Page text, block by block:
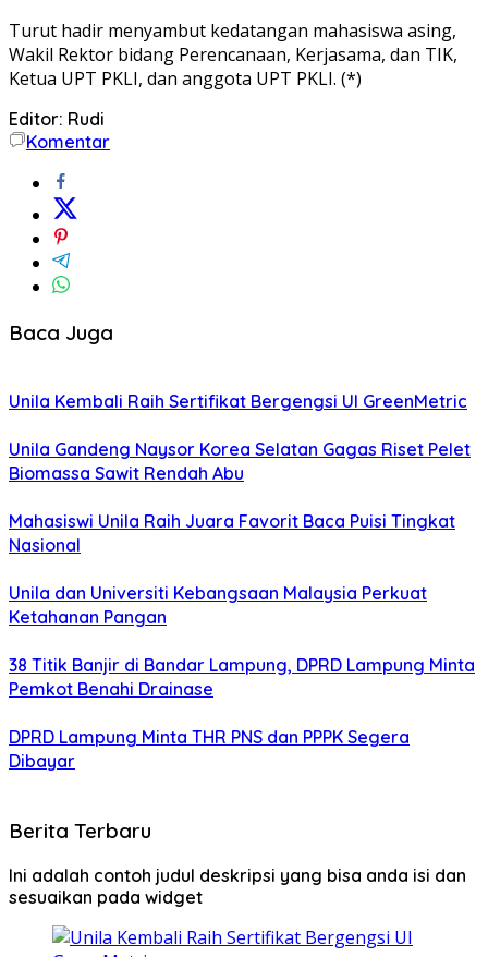
Turut hadir menyambut kedatangan mahasiswa asing,
Wakil Rektor bidang Perencanaan, Kerjasama, dan TIK,
Ketua UPT PKLI, dan anggota UPT PKLI. (*)
Editor: Rudi
Komentar
Baca Juga
Unila Kembali Raih Sertifikat Bergengsi UI GreenMetric
Unila Gandeng Naysor Korea Selatan Gagas Riset Pelet
Biomassa Sawit Rendah Abu
Mahasiswi Unila Raih Juara Favorit Baca Puisi Tingkat
Nasional
Unila dan Universiti Kebangsaan Malaysia Perkuat
Ketahanan Pangan
38 Titik Banjir di Bandar Lampung, DPRD Lampung Minta
Pemkot Benahi Drainase
DPRD Lampung Minta THR PNS dan PPPK Segera
Dibayar
Berita Terbaru
Ini adalah contoh judul deskripsi yang bisa anda isi dan
sesuaikan pada widget